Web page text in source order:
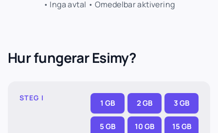
• Inga avtal • Omedelbar aktivering
Hur fungerar Esimy?
STEG I
1 GB 2 GB 3 GB
5 GB 10 GB 15 GB